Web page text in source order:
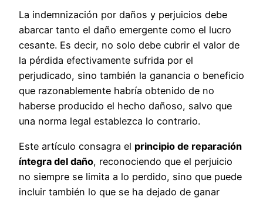
La indemnización por daños y perjuicios debe
abarcar tanto el daño emergente como el lucro
cesante. Es decir, no solo debe cubrir el valor de
la pérdida efectivamente sufrida por el
perjudicado, sino también la ganancia o beneficio
que razonablemente habría obtenido de no
haberse producido el hecho dañoso, salvo que
una norma legal establezca lo contrario.
Este artículo consagra el principio de reparación
íntegra del daño, reconociendo que el perjuicio
no siempre se limita a lo perdido, sino que puede
incluir también lo que se ha dejado de ganar